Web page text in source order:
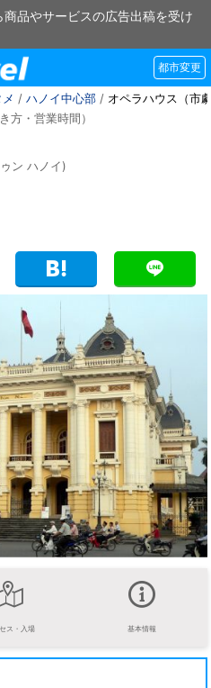
品やサービスの広告出稿を受け
都市変更
/ ハノイ中心部 / オペラハウス（市
方・営業時間）
ン ハノイ)
ス・入場 基本情報